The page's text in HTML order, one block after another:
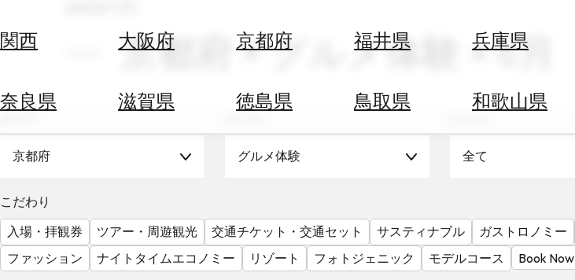
関西 大阪府 京都府 福井県 兵庫県
奈良県 滋賀県 徳島県 鳥取県 和歌山県
ホ
す
替
を
調
べ
天
京都府 × グルメ体験 × 6月
京都府 グルメ体験 全て
こだわり
入場・拝観券
ツアー・周遊観光 交通チケット・交通セット サスティナブル ガストロノミー
ファッション
ナイトタイムエコノミー リゾート フォトジェニック モデルコース Book Now